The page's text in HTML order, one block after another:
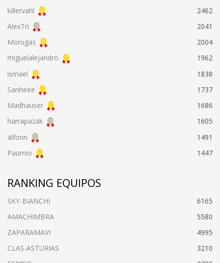
killervahl
2462
AlexTri
2041
Morugas
2004
miguelalejandro
1962
ismael
1838
Sanheee
1737
Madhauser
1686
harrapazak
1605
alfonn
1491
Paumio
1447
RANKING EQUIPOS
SKY-BIANCHI
6165
AMACHIMBRA
5580
ZAPARAMAVI
4995
CLAS-ASTURIAS
3210